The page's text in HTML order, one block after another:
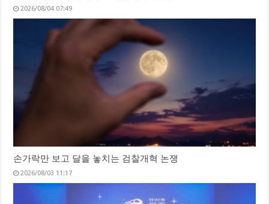
2026/08/04 07:49
손가락만 보고 달을 놓치는 검찰개혁 논쟁
2026/08/03 11:17